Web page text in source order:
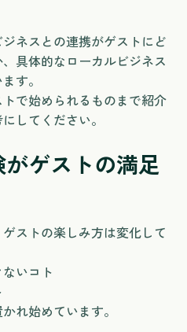
ネスとの連携がゲストにど
具体的なローカルビジネス
す。
で始められるものまで紹介
してください。
ゲストの満足
ストの楽しみ方は変化して
いコト
れ始めています。